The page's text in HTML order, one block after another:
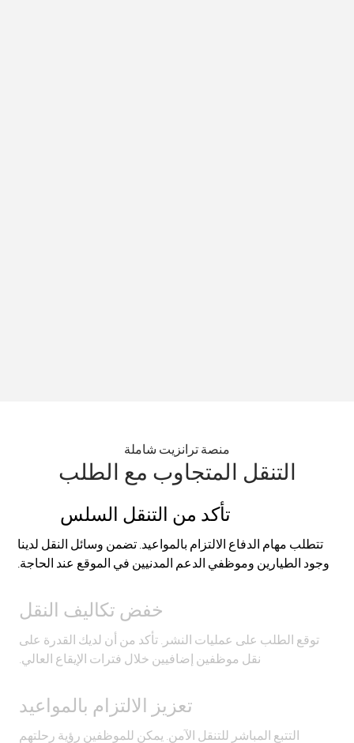
منصة ترانزيت شاملة
التنقل المتجاوب مع الطلب
تأكد من التنقل السلس
تتطلب مهام الدفاع الالتزام بالمواعيد. تضمن وسائل النقل لدينا
وجود الطيارين وموظفي الدعم المدنيين في الموقع عند الحاجة.
خفض تكاليف النقل
توقع الطلب على عمليات النشر. تأكد من أن لديك القدرة على
نقل موظفين إضافيين خلال فترات الإيقاع العالي.
تعزيز الالتزام بالمواعيد
التتبع المباشر للتنقل الآمن. يمكن للموظفين رؤية رحلتهم